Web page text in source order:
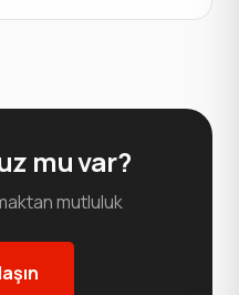
muvar?
mutluluk